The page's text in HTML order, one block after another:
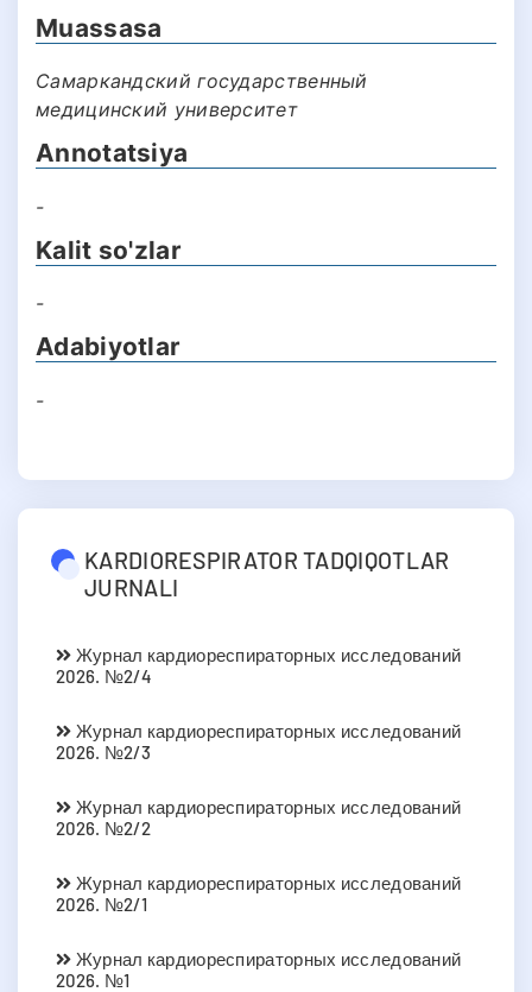
Muassasa
Самаркандский государственный
медицинский университет
Annotatsiya
-
Kalit so'zlar
-
Adabiyotlar
-
KARDIORESPIRATOR TADQIQOTLAR
JURNALI
Журнал кардиореспираторных исследований
2026. №2/4
Журнал кардиореспираторных исследований
2026. №2/3
Журнал кардиореспираторных исследований
2026. №2/2
Журнал кардиореспираторных исследований
2026. №2/1
Журнал кардиореспираторных исследований
2026. №1